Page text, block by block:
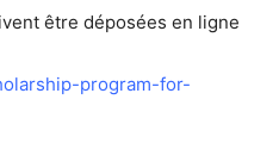
être déposées en ligne
program-for-